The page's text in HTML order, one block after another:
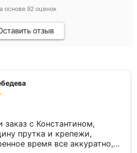
основе 92 оценок
отзыв
с Константином,
прутка и крепежи,
время все аккуратно,